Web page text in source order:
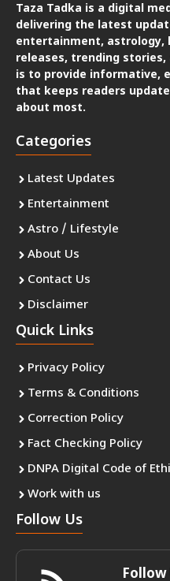
Taza Tadka is a digital
delivering the latest
entertainment, astrology,
releases, trending
is to provide informative,
that keeps readers
about most.
Categories
Latest Updates
Entertainment
Astro / Lifestyle
About Us
Contact Us
Disclaimer
Quick Links
Privacy Policy
Terms & Conditions
Correction Policy
Fact Checking Policy
DNPA Digital Code of
Work with us
Follow Us
Follow